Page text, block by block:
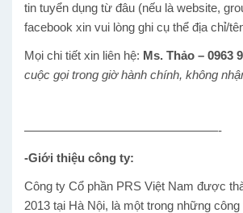
tin tuyển dụng từ đâu (nếu là website,
facebook xin vui lòng ghi cụ thể địa chỉ/
Mọi chi tiết xin liên hệ: Ms. Thảo – 0963
cuộc gọi trong giờ hành chính, không
————————————————-
-Giới thiệu công ty:
Công ty Cổ phần PRS Việt Nam được
2013 tại Hà Nội, là một trong những